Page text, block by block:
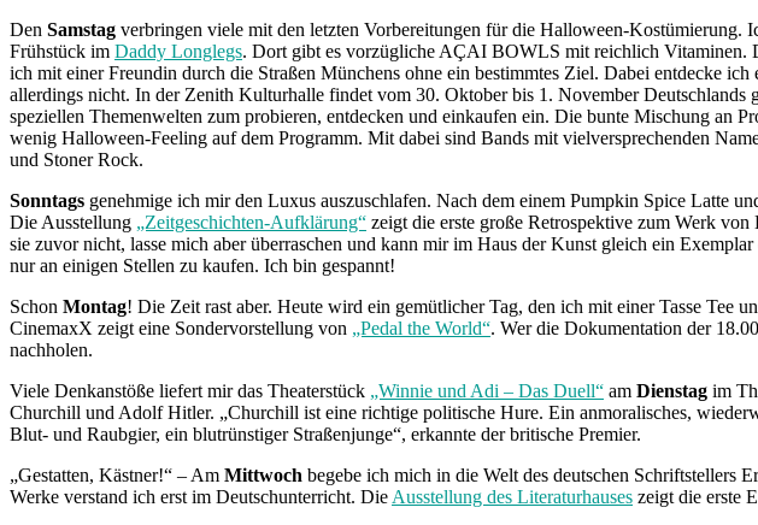
Den Samstag verbringen viele mit den letzten Vorbereitungen für die Halloween-Kostümierung.
Frühstück im Daddy Longlegs. Dort gibt es vorzügliche AÇAI BOWLS mit reichlich Vitaminen.
ich mit einer Freundin durch die Straßen Münchens ohne ein bestimmtes Ziel. Dabei entdecke
allerdings nicht. In der Zenith Kulturhalle findet vom 30. Oktober bis 1. November Deutschlands
speziellen Themenwelten zum probieren, entdecken und einkaufen ein. Die bunte Mischung an
wenig Halloween-Feeling auf dem Programm. Mit dabei sind Bands mit vielversprechenden
und Stoner Rock.
Sonntags genehmige ich mir den Luxus auszuschlafen. Nach dem einem Pumpkin Spice Latte
Die Ausstellung „Zeitgeschichten-Aufklärung“ zeigt die erste große Retrospektive zum Werk
sie zuvor nicht, lasse mich aber überraschen und kann mir im Haus der Kunst gleich ein Exemplar
nur an einigen Stellen zu kaufen. Ich bin gespannt!
Schon Montag! Die Zeit rast aber. Heute wird ein gemütlicher Tag, den ich mit einer Tasse Tee
CinemaxX zeigt eine Sondervorstellung von „Pedal the World“. Wer die Dokumentation der
nachholen.
Viele Denkanstöße liefert mir das Theaterstück „Winnie und Adi – Das Duell“ am Dienstag im
Churchill und Adolf Hitler. „Churchill ist eine richtige politische Hure. Ein anmoralisches,
Blut- und Raubgier, ein blutrünstiger Straßenjunge“, erkannte der britische Premier.
„Gestatten, Kästner!“ – Am Mittwoch begebe ich mich in die Welt des deutschen Schriftstellers
Werke verstand ich erst im Deutschunterricht. Die Ausstellung des Literaturhauses zeigt die erste